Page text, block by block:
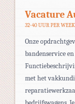
Vacature
32-40 UUR PER WEEK
Onze
bandenservice
met het